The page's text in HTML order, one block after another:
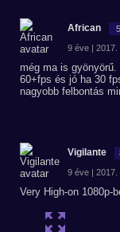
African 5
9 éve | 2017.
még ma is
60+fps és jó ha 30
nagyobb felbontás
Vigilante
9 éve | 2017.
Very High-on 1080p-